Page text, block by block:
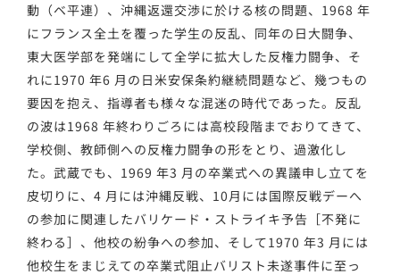
動（ベ平連）、沖縄返還交渉に於ける核の問題、1968 年
にフランス全土を覆った学生の反乱、同年の日大闘争、
東大医学部を発端にして全学に拡大した反権力闘争、そ
れに1970 年6 月の日米安保条約継続問題など、幾つもの
要因を抱え、指導者も様々な混迷の時代であった。反乱
の波は1968 年終わりごろには高校段階までおりてきて、
学校側、教師側への反権力闘争の形をとり、過激化し
た。武蔵でも、1969 年3 月の卒業式への異議申し立てを
皮切りに、4 月には沖縄反戦、10月には国際反戦デーへ
の参加に関連したバリケード・ストライキ予告［不発に
終わる］、他校の紛争への参加、そして1970 年3 月には
他校生をまじえての卒業式阻止バリスト未遂事件に至っ